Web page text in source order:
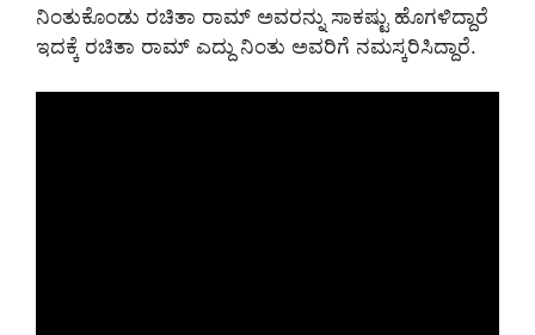
ನಿಂತುಕೊಂಡು ರಚಿತಾ ರಾಮ್ ಅವರನ್ನು ಸಾಕಷ್ಟು ಹೊಗಳಿದ್ದಾರೆ
ಇದಕ್ಕೆ ರಚಿತಾ ರಾಮ್ ಎದ್ದು ನಿಂತು ಅವರಿಗೆ ನಮಸ್ಕರಿಸಿದ್ದಾರೆ.